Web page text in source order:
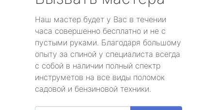
Наш мастер будет у Вас в течении
часа совершенно бесплатно и не с
пустыми руками. Благодаря большому
опыту за спиной у специалиста всегда
с собой в наличии полный спектр
инструметов на все виды поломок
садовой и бензиновой техники.